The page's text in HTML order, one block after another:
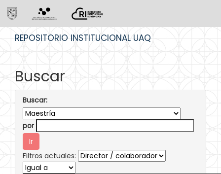
REPOSITORIO INSTITUCIONAL UAQ
Buscar
Buscar:
por
Filtros actuales: